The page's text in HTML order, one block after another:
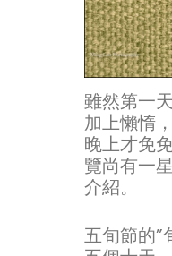
雖然第一
加上懶惰
晚上才免
覽尚有一
介紹。
五旬節的”